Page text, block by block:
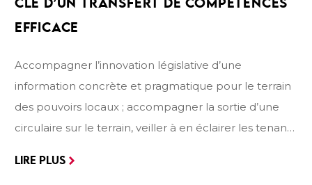
CLÉ D’UN
TRANSFERT DE COMPÉTENCES
EFFICACE
Accompagner l’innovation législative d’une
information concrète et pragmatique pour le terrain
des pouvoirs locaux ; accompagner la sortie d’une
circulaire sur le terrain, veiller à en éclairer les tenants
thématique qui traite de la circulaire encadrant
LIRE PLUS